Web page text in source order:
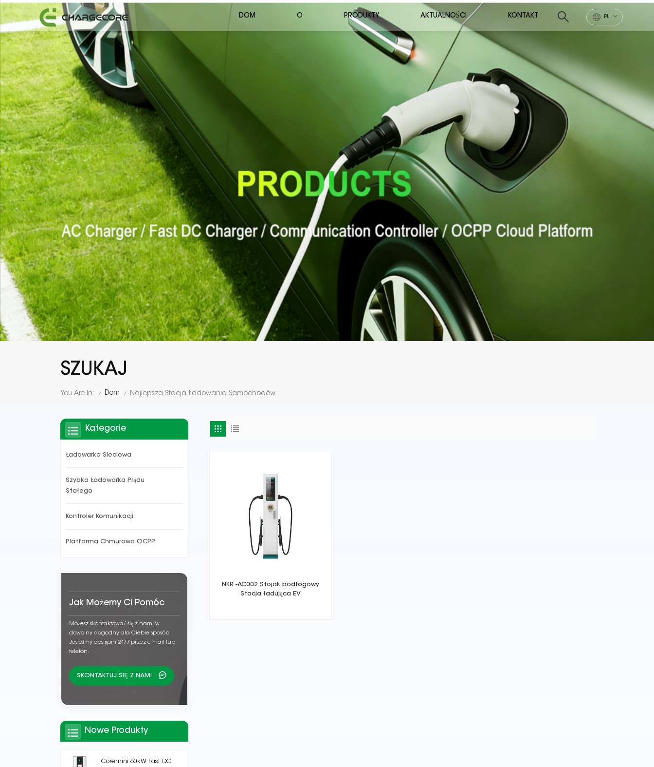
PL
DOM O PRODUKTY AKTUALNOŚCI KONTAKT
SZUKAJ
You Are In: / Dom / Najlepsza Stacja Ładowania Samochodów
NKR -AC002 Stojak podłogowy
Stacja ładująca EV
Kategorie
Ładowarka Sieciowa
Szybka Ładowarka Prądu
Stałego
Kontroler Komunikacji
Platforma Chmurowa OCPP
Jak Możemy Ci Pomóc
Możesz skontaktować się z nami w
dowolny dogodny dla Ciebie sposób.
Jesteśmy dostępni 24/7 przez e-mail lub
telefon.
SKONTAKTUJ SIĘ Z NAMI
Nowe Produkty
Coremini 60kW Fast DC